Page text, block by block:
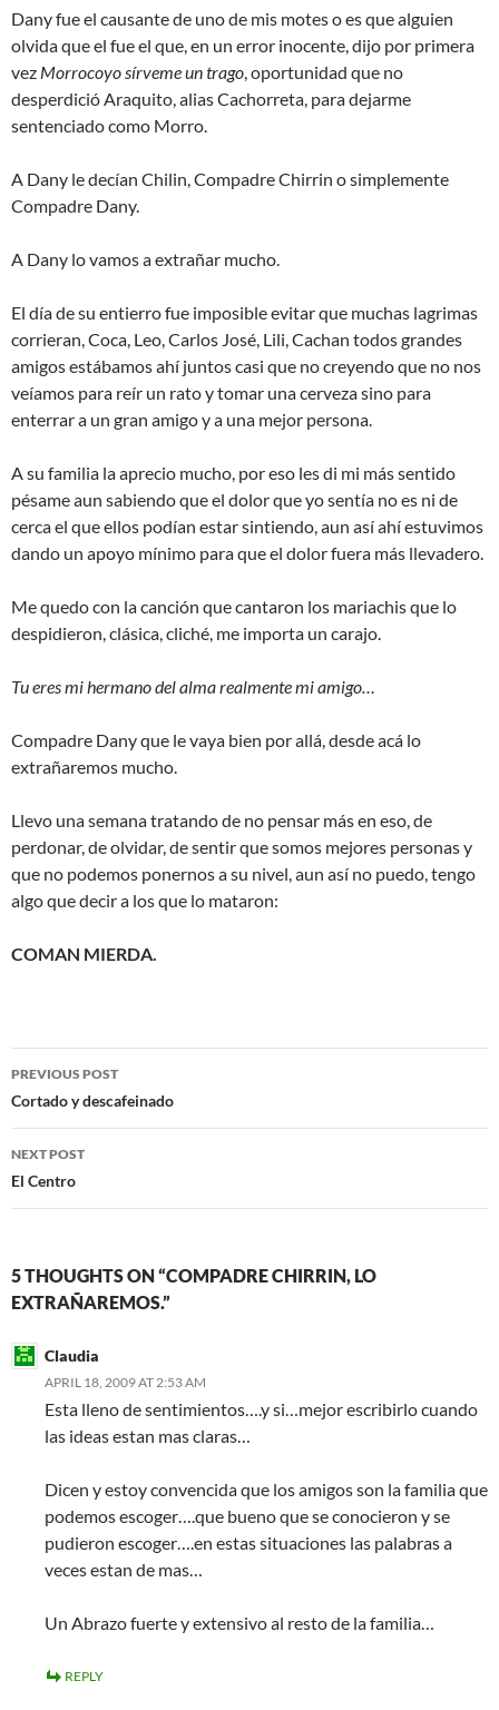
Dany fue el causante de uno de mis motes o es que alguien
olvida que el fue el que, en un error inocente, dijo por primera
vez Morrocoyo sírveme un trago, oportunidad que no
desperdició Araquito, alias Cachorreta, para dejarme
sentenciado como Morro.
A Dany le decían Chilin, Compadre Chirrin o simplemente
Compadre Dany.
A Dany lo vamos a extrañar mucho.
El día de su entierro fue imposible evitar que muchas lagrimas
corrieran, Coca, Leo, Carlos José, Lili, Cachan todos grandes
amigos estábamos ahí juntos casi que no creyendo que no nos
veíamos para reír un rato y tomar una cerveza sino para
enterrar a un gran amigo y a una mejor persona.
A su familia la aprecio mucho, por eso les di mi más sentido
pésame aun sabiendo que el dolor que yo sentía no es ni de
cerca el que ellos podían estar sintiendo, aun así ahí estuvimos
dando un apoyo mínimo para que el dolor fuera más llevadero.
Me quedo con la canción que cantaron los mariachis que lo
despidieron, clásica, cliché, me importa un carajo.
Tu eres mi hermano del alma realmente mi amigo…
Compadre Dany que le vaya bien por allá, desde acá lo
extrañaremos mucho.
Llevo una semana tratando de no pensar más en eso, de
perdonar, de olvidar, de sentir que somos mejores personas y
que no podemos ponernos a su nivel, aun así no puedo, tengo
algo que decir a los que lo mataron:
COMAN MIERDA.
Post
navigation
PREVIOUS POST
Cortado y descafeinado
NEXT POST
El Centro
5 THOUGHTS ON “COMPADRE CHIRRIN, LO
EXTRAÑAREMOS.”
Claudia
APRIL 18, 2009 AT 2:53 AM
Esta lleno de sentimientos….y si…mejor escribirlo cuando
las ideas estan mas claras…
Dicen y estoy convencida que los amigos son la familia que
podemos escoger….que bueno que se conocieron y se
pudieron escoger….en estas situaciones las palabras a
veces estan de mas…
Un Abrazo fuerte y extensivo al resto de la familia…
REPLY